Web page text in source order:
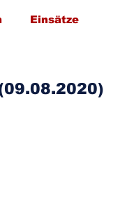
Einsätze